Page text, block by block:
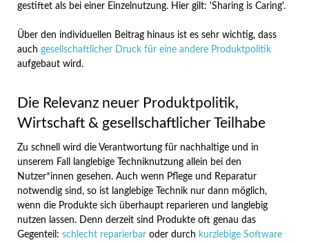
gestiftet als bei einer Einzelnutzung. Hier gilt: 'Sharing is Caring'.
Über den individuellen Beitrag hinaus ist es sehr wichtig, dass
auch gesellschaftlicher Druck für eine andere Produktpolitik
aufgebaut wird.
Die Relevanz neuer Produktpolitik,
Wirtschaft & gesellschaftlicher Teilhabe
Zu schnell wird die Verantwortung für nachhaltige und in
unserem Fall langlebige Techniknutzung allein bei den
Nutzer*innen gesehen. Auch wenn Pflege und Reparatur
notwendig sind, so ist langlebige Technik nur dann möglich,
wenn die Produkte sich überhaupt reparieren und langlebig
nutzen lassen. Denn derzeit sind Produkte oft genau das
Gegenteil: schlecht reparierbaroder durch kurzlebige Software